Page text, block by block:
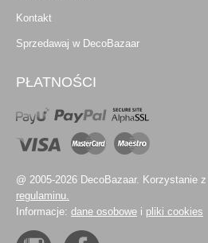
Kontakt
Sprzedawaj w DecoBazaar
PŁATNOŚCI
@ 2005-2026 DecoBazaar. Korzystanie
regulaminu.
Informacje: dane osobowe i pliki cookies